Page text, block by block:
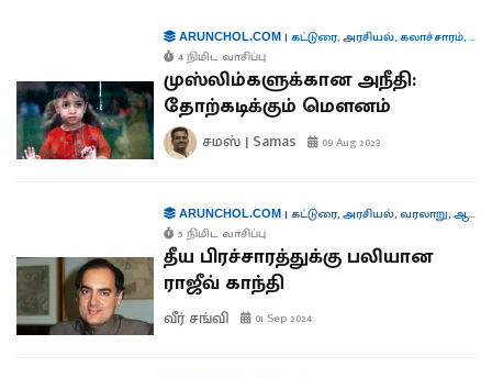
ARUNCHOL.COM| கட்டுரை,அரசியல், கலாச்சாரம்,
4 நிமிட வாசிப்பு
முஸ்லிம்களுக்கான அநீதி:
தோற்கடிக்கும் மௌனம்
சமஸ் | Samas 09 Aug 2023
ARUNCHOL.COM| கட்டுரை,அரசியல், வரலாறு,ஆளுமைகள்
5 நிமிட வாசிப்பு
தீய பிரச்சாரத்துக்கு பலியான
ராஜீவ் காந்தி
வீர் சங்வி 01 Sep 2024